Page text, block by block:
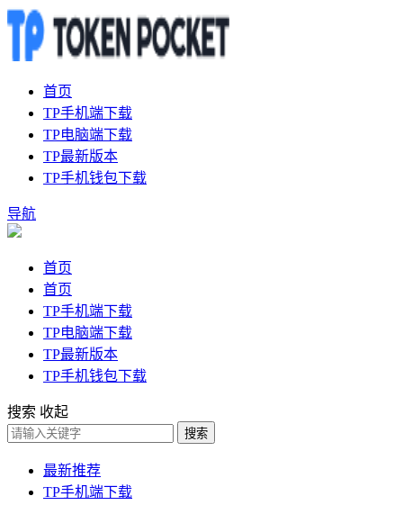
首页
TP手机端下载
TP电脑端下载
TP最新版本
TP手机钱包下载
导航
首页
首页
TP手机端下载
TP电脑端下载
TP最新版本
TP手机钱包下载
搜索 收起
搜索
最新推荐
TP手机端下载